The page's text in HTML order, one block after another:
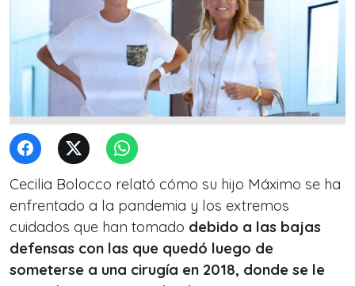
Cecilia Bolocco relató cómo su hijo Máximo se ha
enfrentado a la pandemia y los extremos
cuidados que han tomado debido a las bajas
defensas con las que quedó luego de
someterse a una cirugía en 2018, donde se le